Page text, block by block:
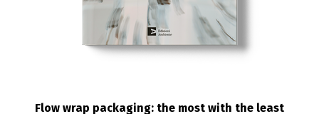
Flow wrap packaging: the most with the least